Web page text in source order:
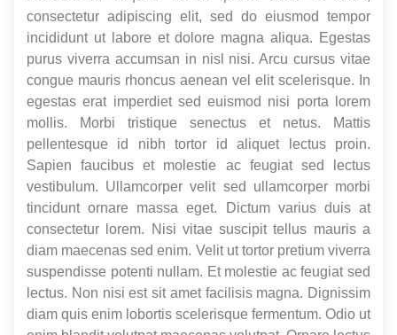
consectetur adipiscing elit, sed do eiusmod tempor
incididunt ut labore et dolore magna aliqua. Egestas
purus viverra accumsan in nisl nisi. Arcu cursus vitae
congue mauris rhoncus aenean vel elit scelerisque. In
egestas erat imperdiet sed euismod nisi porta lorem
mollis. Morbi tristique senectus et netus. Mattis
pellentesque id nibh tortor id aliquet lectus proin.
Sapien faucibus et molestie ac feugiat sed lectus
vestibulum. Ullamcorper velit sed ullamcorper morbi
tincidunt ornare massa eget. Dictum varius duis at
consectetur lorem. Nisi vitae suscipit tellus mauris a
diam maecenas sed enim. Velit ut tortor pretium viverra
suspendisse potenti nullam. Et molestie ac feugiat sed
lectus. Non nisi est sit amet facilisis magna. Dignissim
diam quis enim lobortis scelerisque fermentum. Odio ut